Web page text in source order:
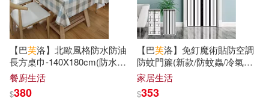
殷海光(25) 田村由美(25)
邢義田(25) 顧抒(25)
（美）迪士尼公司(25)
MTEX(183)
中山大學出版社(181)
【巴芙洛】北歐風格防水防油
長方桌巾-140X180cm(防水防
油/桌巾/餐桌巾/桌布/桌墊) 藍
白大格
餐廚生活
$380
【巴芙洛】免釘魔術貼防空調
防蚊門簾(新款/防蚊蟲/冷氣不
外漏門簾) 條紋
家居生活
$353